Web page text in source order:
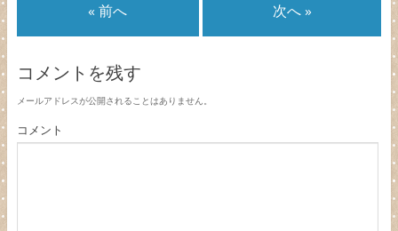
« 前へ 次へ »
コメントを残す
メールアドレスが公開されることはありません。
コメント